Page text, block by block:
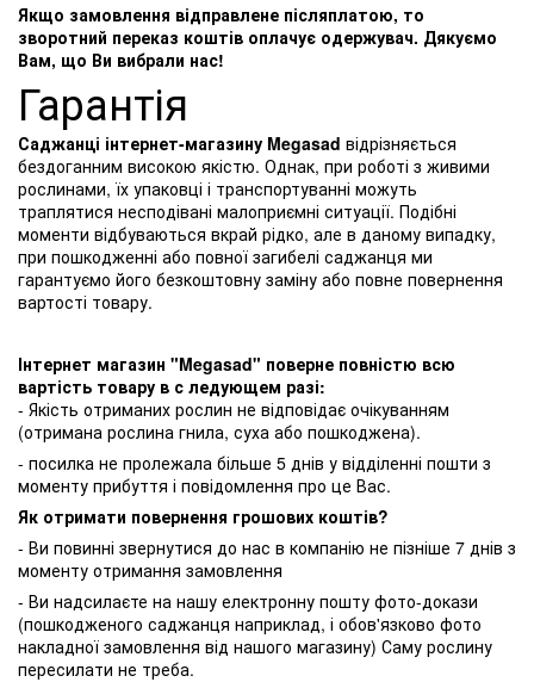
Якщо замовлення відправлене післяплатою, то
зворотний переказ коштів оплачує одержувач. Дякуємо
Вам, що Ви вибрали нас!
Гарантія
Саджанці інтернет-магазину Megasad відрізняється
бездоганним високою якістю. Однак, при роботі з живими
рослинами, їх упаковці і транспортуванні можуть
траплятися несподівані малоприємні ситуації. Подібні
моменти відбуваються вкрай рідко, але в даному випадку,
при пошкодженні або повної загибелі саджанця ми
гарантуємо його безкоштовну заміну або повне повернення
вартості товару.
Інтернет магазин "Megasad" поверне повністю всю
вартість товару в с ледующем разі:
- Якість отриманих рослин не відповідає очікуванням
(отримана рослина гнила, суха або пошкоджена).
- посилка не пролежала більше 5 днів у відділенні пошти з
моменту прибуття і повідомлення про це Вас.
Як отримати повернення грошових коштів?
- Ви повинні звернутися до нас в компанію не пізніше 7 днів з
моменту отримання замовлення
- Ви надсилаєте на нашу електронну пошту фото-докази
(пошкодженого саджанця наприклад, і обов'язково фото
накладної замовлення від нашого магазину) Саму рослину
пересилати не треба.